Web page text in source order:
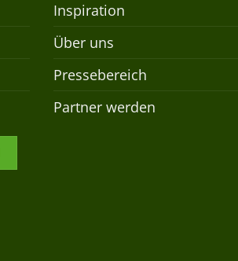
Inspiration
Über uns
Pressebereich
Partner werden